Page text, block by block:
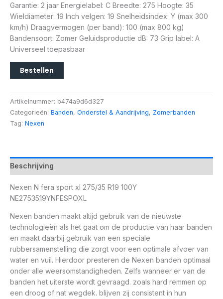
Garantie: 2 jaar Energielabel: C Breedte: 275 Hoogte: 35
Wieldiameter: 19 Inch velgen: 19 Snelheidsindex: Y (max 300
km/h) Draagvermogen (per band): 100 (max 800 kg)
Bandensoort: Zomer Geluidsproductie dB: 73 Grip label: A
Universeel toepasbaar
Bestellen
Artikelnummer: b474a9d6d327
Categorieën: Banden, Onderstel & Aandrijving, Zomerbanden
Tag: Nexen
Beschrijving
Nexen N fera sport xl 275/35 R19 100Y
NE2753519YNFESPOXL
Nexen banden maakt altijd gebruik van de nieuwste
technologieën als het gaat om de productie van haar banden
en maakt daarbij gebruik van een speciale
rubbersamenstelling die zorgt voor een optimale afvoer van
water en vuil. Hierdoor presteren de Nexen banden optimaal
onder alle weersomstandigheden. Zelfs wanneer er van de
banden het uiterste wordt gevraagd. zoals hard remmen op
een droog of nat wegdek. blijven zij consistent in hun